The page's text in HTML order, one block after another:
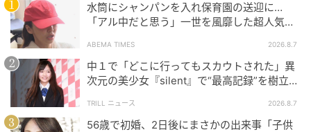
水筒にシャンパンを入れ保育園の送迎に…
「アル中だと思う」一世を風靡した超人気タ
ABEMA TIMES 2026.8.7
中１で「どこに行ってもスカウトされた」異
次元の美少女『silent』で“最高記録”を樹立し
TRILL ニュース 2026.8.7
56歳で初婚、2日後にまさかの出来事「子供